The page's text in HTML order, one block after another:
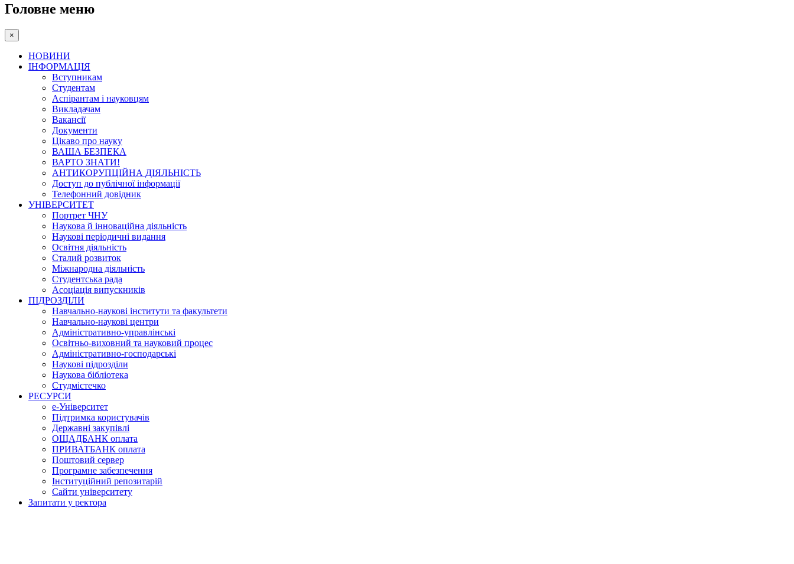
Головне меню
×
НОВИНИ
ІНФОРМАЦІЯ
Вступникам
Студентам
Аспірантам і науковцям
Викладачам
Вакансії
Документи
Цікаво про науку
ВАША БЕЗПЕКА
ВАРТО ЗНАТИ!
АНТИКОРУПЦІЙНА ДІЯЛЬНІСТЬ
Доступ до публічної інформації
Телефонний довідник
УНІВЕРСИТЕТ
Портрет ЧНУ
Наукова й інноваційна діяльність
Наукові періодичні видання
Освітня діяльність
Сталий розвиток
Міжнародна діяльність
Студентська рада
Асоціація випускників
ПІДРОЗДІЛИ
Навчально-наукові інститути та факультети
Навчально-наукові центри
Адміністративно-управлінські
Освітньо-виховний та науковий процес
Адміністративно-господарські
Наукові підрозділи
Наукова бібліотека
Студмістечко
РЕСУРСИ
е-Університет
Підтримка користувачів
Державні закупівлі
ОЩАДБАНК оплата
ПРИВАТБАНК оплата
Поштовий сервер
Програмне забезпечення
Інституційний репозитарій
Сайти університету
Запитати у ректора